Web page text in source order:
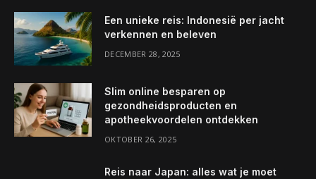
Een unieke reis: Indonesië per jacht
verkennen en beleven
DECEMBER 28, 2025
Slim online besparen op
gezondheidsproducten en
apotheekvoordelen ontdekken
OKTOBER 26, 2025
Reis naar Japan: alles wat je moet